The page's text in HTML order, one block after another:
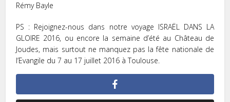
Rémy Bayle
PS : Rejoignez-nous dans notre voyage ISRAËL DANS LA
GLOIRE 2016, ou encore la semaine d’été au Château de
Joudes, mais surtout ne manquez pas la fête nationale de
l’Evangile du 7 au 17 juillet 2016 à Toulouse.